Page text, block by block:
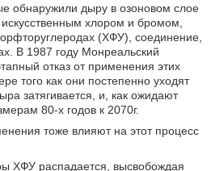
обнаружили дыру в озоновом слое
хлором и бромом,
(ХФУ), соединение,
В 1987 году Монреальский
отказ от применения этих
того как они постепенно уходят
затягивается, и, как ожидают
80-х годов к 2070г.
тоже влияют на этот процесс
ХФУ распадается, высвобождая